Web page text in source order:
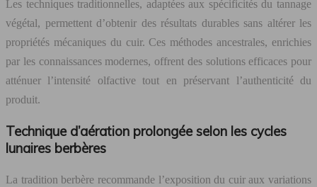
Les techniques traditionnelles, adaptées aux spécificités du tannage
végétal, permettent d’obtenir des résultats durables sans altérer les
propriétés mécaniques du cuir. Ces méthodes ancestrales, enrichies
par les connaissances modernes, offrent des solutions efficaces pour
atténuer l’intensité olfactive tout en préservant l’authenticité du
produit.
Technique d’aération prolongée selon les cycles
lunaires berbères
La tradition berbère recommande l’exposition du cuir aux variations